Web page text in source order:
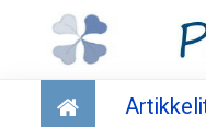
Talous